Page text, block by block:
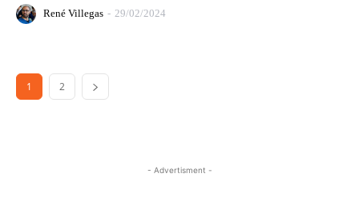
René Villegas - 29/02/2024
1 2
- Advertisment -